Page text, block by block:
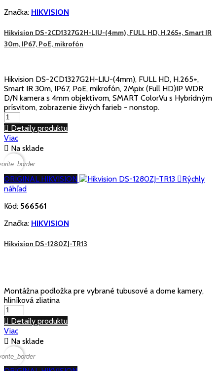
Značka: HIKVISION
Hikvision DS-2CD1327G2H-LIU-(4mm), FULL HD, H.265+, Smart IR
30m, IP67, PoE, mikrofón
Hikvision DS-2CD1327G2H-LIU-(4mm), FULL HD, H.265+,
Smart IR 30m, IP67, PoE, mikrofón, 2Mpix (Full HD)IP WDR
D/N kamera s 4mm objektívom, SMART ColorVu s Hybridným
prísvitom, zobrazenie živých farieb - nonstop.
 Detaily produktu
Viac
 Na sklade
ORIGINAL HIKVISION Rýchly
náhľad
Kód: 566561
Značka: HIKVISION
Hikvision DS-1280ZJ-TR13
Montážna podložka pre vybrané tubusové a dome kamery,
hliníková zliatina
 Detaily produktu
Viac
 Na sklade